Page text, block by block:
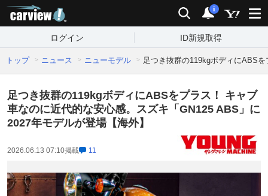
検索 通知
i
ログイン ID新規取得
トップ ニュース ニューモデル 足つき抜群の119kgボディにABS
足つき抜群の119kgボディにABSをプラス！ キャブ
車なのに近代的な安心感。スズキ「GN125 ABS」に
2027年モデルが登場【海外】
2026.06.13 07:10掲載 11